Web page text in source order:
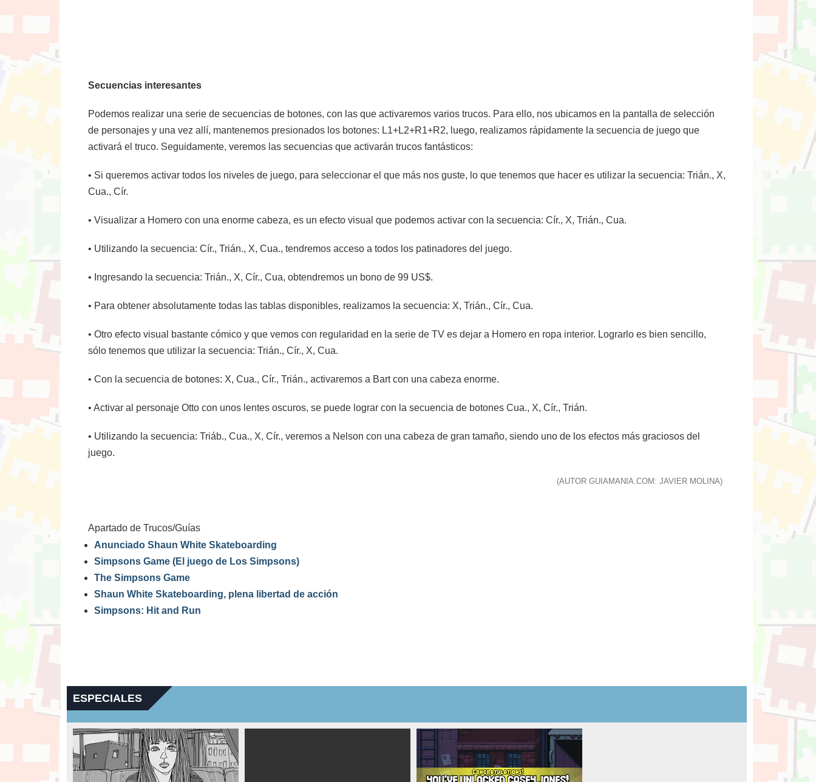
Secuencias interesantes
Podemos realizar una serie de secuencias de botones, con las que activaremos varios trucos. Para ello, nos ubicamos en la pantalla de selección
de personajes y una vez allí, mantenemos presionados los botones: L1+L2+R1+R2, luego, realizamos rápidamente la secuencia de juego que
activará el truco. Seguidamente, veremos las secuencias que activarán trucos fantásticos:
• Si queremos activar todos los niveles de juego, para seleccionar el que más nos guste, lo que tenemos que hacer es utilizar la secuencia: Trián., X,
Cua., Cír.
• Visualizar a Homero con una enorme cabeza, es un efecto visual que podemos activar con la secuencia: Cír., X, Trián., Cua.
• Utilizando la secuencia: Cír., Trián., X, Cua., tendremos acceso a todos los patinadores del juego.
• Ingresando la secuencia: Trián., X, Cír., Cua, obtendremos un bono de 99 US$.
• Para obtener absolutamente todas las tablas disponibles, realizamos la secuencia: X, Trián., Cír., Cua.
• Otro efecto visual bastante cómico y que vemos con regularidad en la serie de TV es dejar a Homero en ropa interior. Lograrlo es bien sencillo,
sólo tenemos que utilizar la secuencia: Trián., Cír., X, Cua.
• Con la secuencia de botones: X, Cua., Cír., Trián., activaremos a Bart con una cabeza enorme.
• Activar al personaje Otto con unos lentes oscuros, se puede lograr con la secuencia de botones Cua., X, Cír., Trián.
• Utilizando la secuencia: Triáb., Cua., X, Cír., veremos a Nelson con una cabeza de gran tamaño, siendo uno de los efectos más graciosos del
juego.
(AUTOR GUIAMANIA.COM: JAVIER MOLINA)
Apartado de Trucos/Guías
Anunciado Shaun White Skateboarding
Simpsons Game (El juego de Los Simpsons)
The Simpsons Game
Shaun White Skateboarding, plena libertad de acción
Simpsons: Hit and Run
ESPECIALES